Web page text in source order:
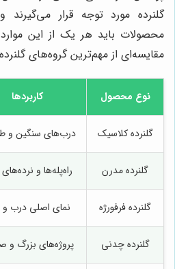
گلنرده مورد توجه قرار
محصولات باید هر یک از این
مقایسه‌ای از مهم‌ترین گروه‌های
نوع محصول کاربردها
گلنرده کلاسیک درب‌های سنگین و
گلنرده مدرن راه‌پله‌ها و
گلنرده فرفورژه نمای اصلی درب و
گلنرده چدنی پروژه‌های بزرگ و